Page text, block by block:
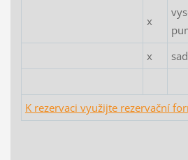
x
x
K rezervaci využijte rezervační